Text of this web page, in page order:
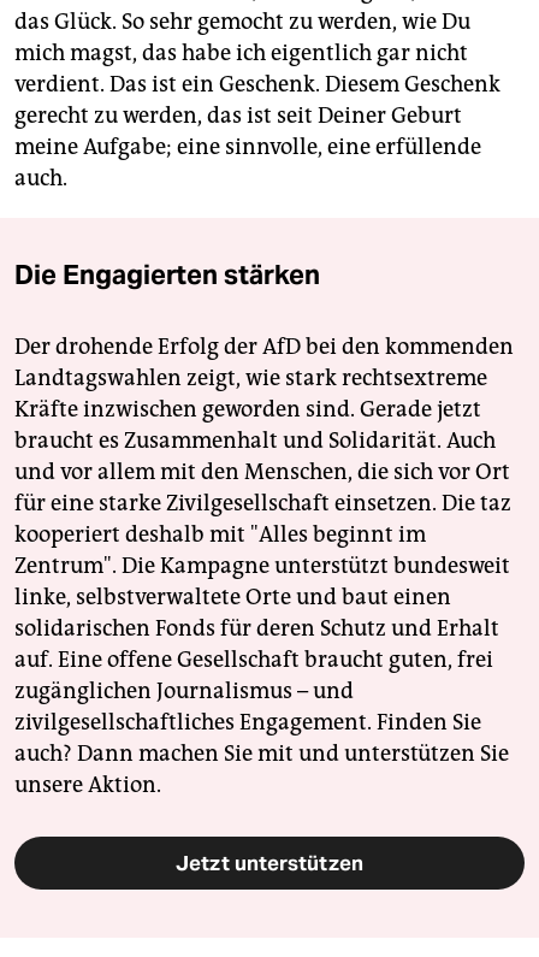
das Glück. So sehr gemocht zu werden, wie Du
mich magst, das habe ich eigentlich gar nicht
verdient. Das ist ein Geschenk. Diesem Geschenk
gerecht zu werden, das ist seit Deiner Geburt
meine Aufgabe; eine sinnvolle, eine erfüllende
auch.
Die Engagierten stärken
Der drohende Erfolg der AfD bei den kommenden
Landtagswahlen zeigt, wie stark rechtsextreme
Kräfte inzwischen geworden sind. Gerade jetzt
braucht es Zusammenhalt und Solidarität. Auch
und vor allem mit den Menschen, die sich vor Ort
für eine starke Zivilgesellschaft einsetzen. Die taz
kooperiert deshalb mit "Alles beginnt im
Zentrum". Die Kampagne unterstützt bundesweit
linke, selbstverwaltete Orte und baut einen
solidarischen Fonds für deren Schutz und Erhalt
auf. Eine offene Gesellschaft braucht guten, frei
zugänglichen Journalismus – und
zivilgesellschaftliches Engagement. Finden Sie
auch? Dann machen Sie mit und unterstützen Sie
unsere Aktion.
Jetzt unterstützen